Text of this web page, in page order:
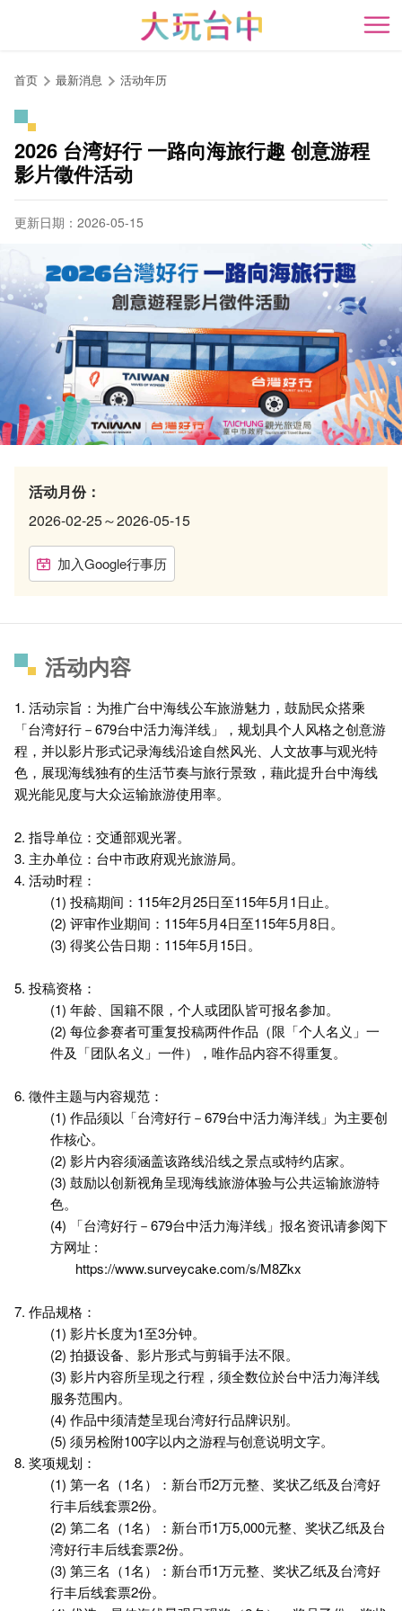
开
首页 最新消息 活动年历
2026 台湾好行 一路向海旅行趣 创意游程
影片徵件活动
更新日期：2026-05-15
活动月份：
2026-02-25～2026-05-15
加入Google行事历
活动内容
1. 活动宗旨：为推广台中海线公车旅游魅力，鼓励民众搭乘
「台湾好行－679台中活力海洋线」，规划具个人风格之创意游
程，并以影片形式记录海线沿途自然风光、人文故事与观光特
色，展现海线独有的生活节奏与旅行景致，藉此提升台中海线
观光能见度与大众运输旅游使用率。
2. 指导单位：交通部观光署。
3. 主办单位：台中市政府观光旅游局。
4. 活动时程：
(1) 投稿期间：115年2月25日至115年5月1日止。
(2) 评审作业期间：115年5月4日至115年5月8日。
(3) 得奖公告日期：115年5月15日。
5. 投稿资格：
(1) 年龄、国籍不限，个人或团队皆可报名参加。
(2) 每位参赛者可重复投稿两件作品（限「个人名义」一
件及「团队名义」一件），唯作品内容不得重复。
6. 徵件主题与内容规范：
(1) 作品须以「台湾好行－679台中活力海洋线」为主要创
作核心。
(2) 影片内容须涵盖该路线沿线之景点或特约店家。
(3) 鼓励以创新视角呈现海线旅游体验与公共运输旅游特
色。
(4) 「台湾好行－679台中活力海洋线」报名资讯请参阅下
方网址 :
https://www.surveycake.com/s/M8Zkx
7. 作品规格：
(1) 影片长度为1至3分钟。
(2) 拍摄设备、影片形式与剪辑手法不限。
(3) 影片内容所呈现之行程，须全数位於台中活力海洋线
服务范围内。
(4) 作品中须清楚呈现台湾好行品牌识别。
(5) 须另检附100字以内之游程与创意说明文字。
8. 奖项规划：
(1) 第一名（1名）：新台币2万元整、奖状乙纸及台湾好
行丰后线套票2份。
(2) 第二名（1名）：新台币1万5,000元整、奖状乙纸及台
湾好行丰后线套票2份。
(3) 第三名（1名）：新台币1万元整、奖状乙纸及台湾好
行丰后线套票2份。